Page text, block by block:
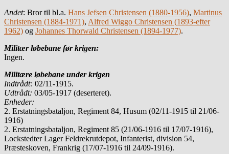
Andet: Bror til bl.a. Hans Jefsen Christensen (1880-1956), Martinus
Christensen (1884-1971), Alfred Wiggo Christensen (1893-efter
1962) og Johannes Thorwald Christensen (1894-1977).
Militær løbebane før krigen:
Ingen.
Militære løbebane under krigen
Indtrådt: 02/11-1915.
Udtrådt: 03/05-1917 (deserteret).
Enheder:
2. Erstatningsbataljon, Regiment 84, Husum (02/11-1915 til 21/06-
1916)
2. Erstatningsbataljon, Regiment 85 (21/06-1916 til 17/07-1916),
Lockstedter Lager Feldrekrutdepot, Infanterist, division 54,
Præsteskoven, Frankrig (17/07-1916 til 24/09-1916).